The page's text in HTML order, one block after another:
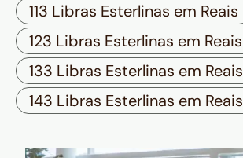
113 Libras Esterlinas em Reais
123 Libras Esterlinas em Reais
133 Libras Esterlinas em Reais
143 Libras Esterlinas em Reais